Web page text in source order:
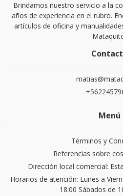
Brindamos nuestro servicio a la
años de experiencia en el rubro.
artículos de oficina y
Menú
Términos y
Referencias sobre
Dirección local comercial:
Horarios de atención: Lunes a
18:00 Sábados de